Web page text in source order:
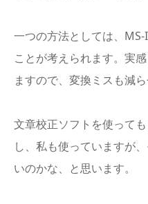
一つの方法としては、
ことが考えられます。実
ますので、変換ミスも減ら
文章校正ソフトを使って
し、私も使っていますが
いのかな、と思います。